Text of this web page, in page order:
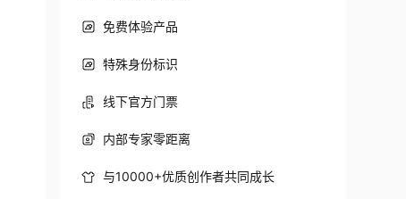
免费体验产品
特殊身份标识
线下官方门票
内部专家零距离
与10000+优质创作者共同成长